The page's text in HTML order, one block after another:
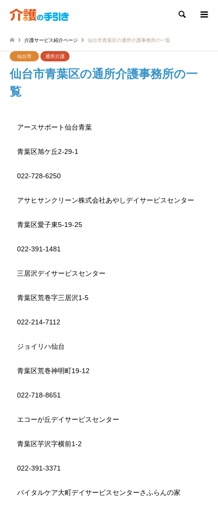
検索
介護サービス紹介ページ 仙台市青葉区の通所介護事務所の一覧
仙台市 通所介護
仙台市青葉区の通所介護事務所の一
覧
アースサポート仙台青葉
青葉区旭ケ丘2-29-1
022-728-6250
アサヒサンクリーン株式会社あやしデイサービスセンター
青葉区愛子東5-19-25
022-391-1481
三居沢デイサービスセンター
青葉区荒巻字三居沢1-5
022-214-7112
ジョイリハ仙台
青葉区荒巻神明町19-12
022-718-8651
エコーが丘デイサービスセンター
青葉区芋沢字横前1-2
022-391-3371
バイタルケア大町デイサービスセンターさふらんの家